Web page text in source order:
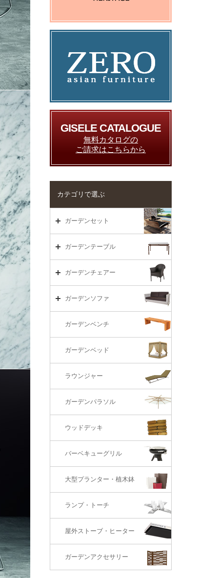
GISELE CATALOGUE
無料カタログの
ご請求はこちらから
カテゴリで選ぶ
ガーデンセット
ガーデンセット（海外在庫）
ラウンジ・ベッド
ガーデンテーブル
ガーデンテーブルTOP
ガーデンテーブル（海外在庫）
コーヒーテーブル
カウンター・バーテーブル
ガーデンチェアー
ガーデンチェアーTOP
ガーデンチェアー（海外在庫）
カウンター・バーチェアー
ガーデンソファ
ガーデンソファTOP
3Sソファ
オットマン・スツール
ガーデンベンチ
ガーデンベッド
ラウンジャー
ガーデンパラソル
ウッドデッキ
バーベキューグリル
大型プランター・植木鉢
ランプ・トーチ
屋外ストーブ・ヒーター
ガーデンアクセサリー